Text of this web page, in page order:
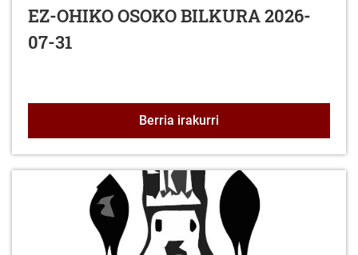
EZ-OHIKO OSOKO BILKURA 2026-
07-31
Berria irakurri